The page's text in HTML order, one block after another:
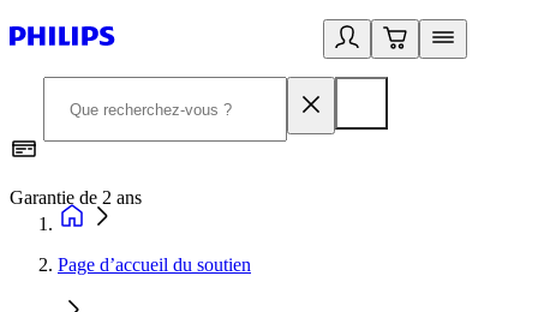
Garantie de 2 ans
Page d’accueil du soutien